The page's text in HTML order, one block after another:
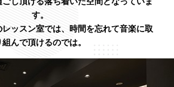
す。
ッスン室では、時間を忘れて音楽に取
組んで頂けるのでは。